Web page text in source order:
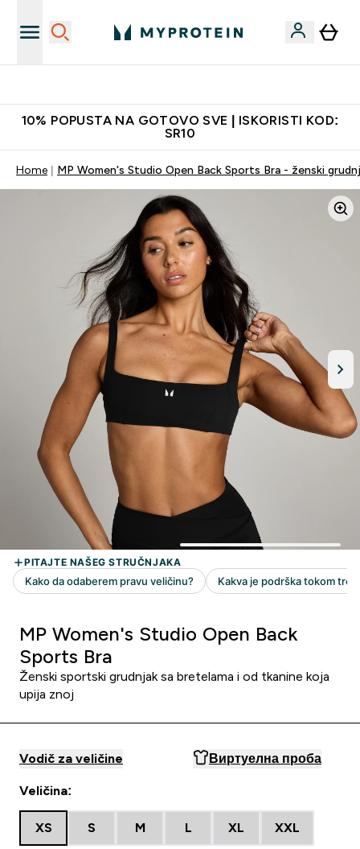
10% POPUSTA NA GOTOVO SVE | ISKORISTI KOD:
SR10
Home MP Women's Studio Open Back Sports Bra - ženski
MP Women's Studio Open Back
Sports Bra
Ženski sportski grudnjak sa bretelama i od tkanine koja
upija znoj
Vodič za veličine Виртуелна проба
Veličina:
XS S M L XL XXL